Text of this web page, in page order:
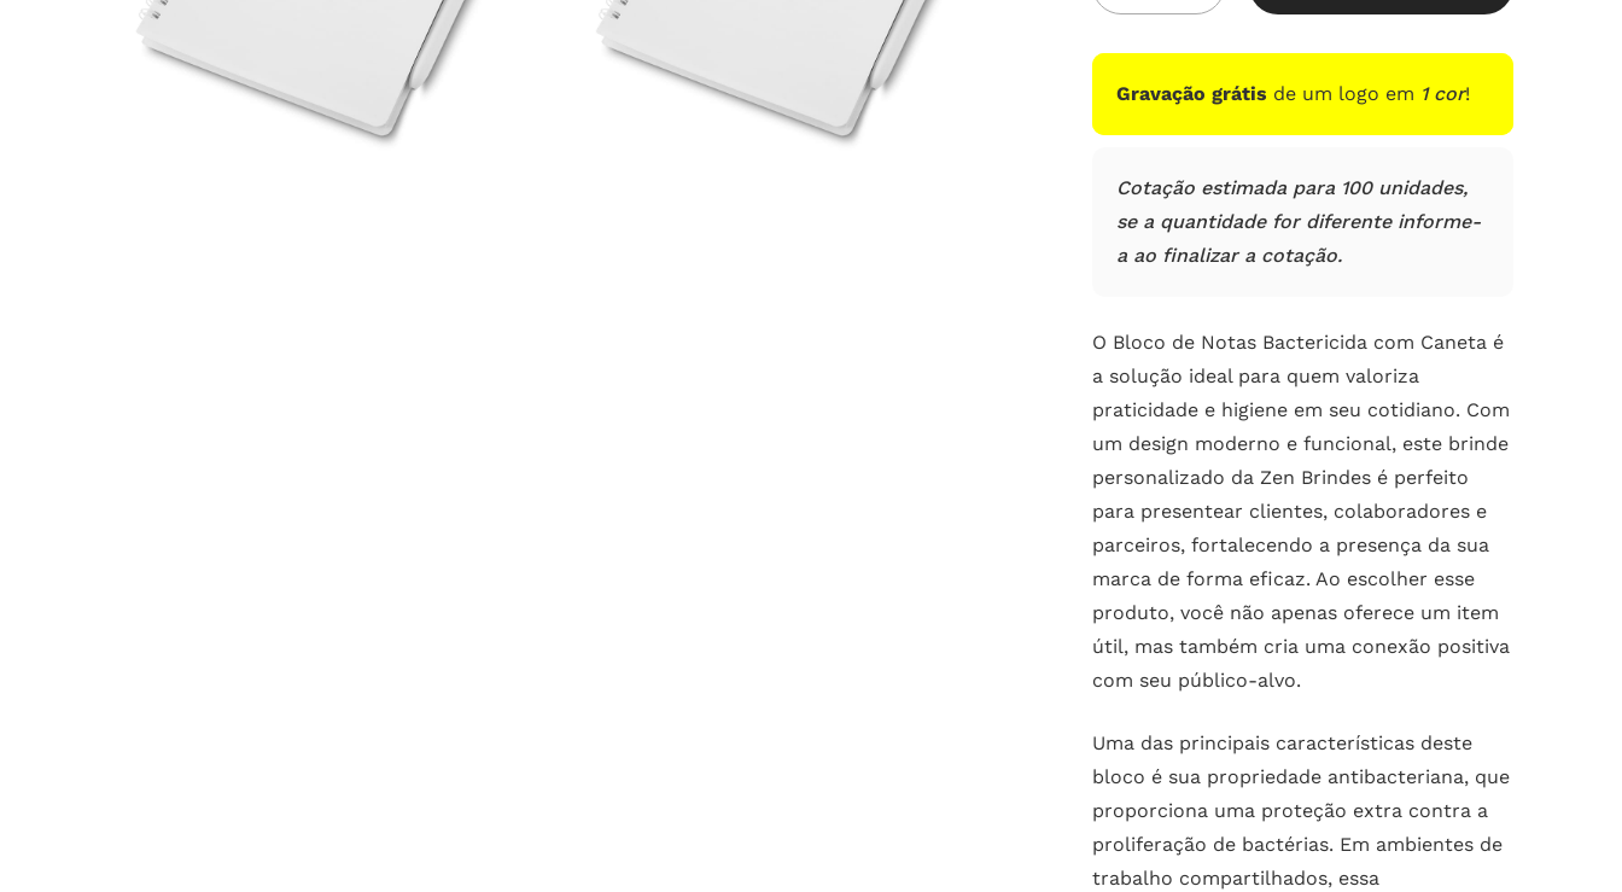
em
clientes
Gravação grátis de um logo em 1 cor!
Cotação estimada para 100 unidades,
se a quantidade for diferente informe-
a ao finalizar a cotação.
O Bloco de Notas Bactericida com Caneta é
a solução ideal para quem valoriza
praticidade e higiene em seu cotidiano. Com
um design moderno e funcional, este brinde
personalizado da Zen Brindes é perfeito
para presentear clientes, colaboradores e
parceiros, fortalecendo a presença da sua
marca de forma eficaz. Ao escolher esse
produto, você não apenas oferece um item
útil, mas também cria uma conexão positiva
com seu público-alvo.
Uma das principais características deste
bloco é sua propriedade antibacteriana, que
proporciona uma proteção extra contra a
proliferação de bactérias. Em ambientes de
trabalho compartilhados, essa